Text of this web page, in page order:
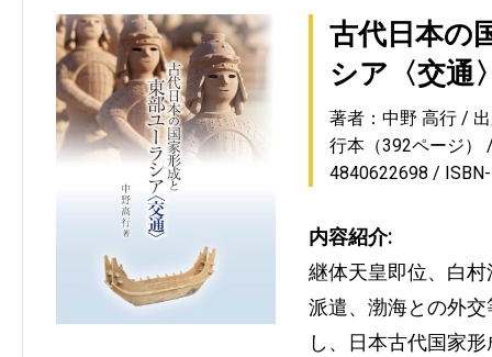
古代日本の
シア〈交通
著者：中野 高行
行本（392ページ）
4840622698
内容紹介:
継体天皇即位、白
派遣、渤海との外
し、日本古代国家